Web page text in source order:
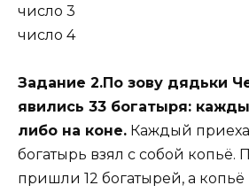
число 3
число 4
Задание 2.По зову дядьки
явились 33 богатыря:
либо на коне. Каждый
богатырь взял с собой копьё.
пришли 12 богатырей, а копьё